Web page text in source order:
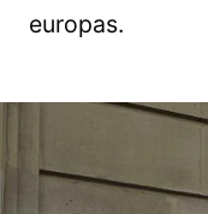
europas.